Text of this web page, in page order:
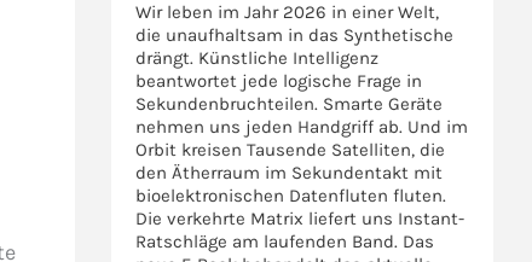
Wir leben im Jahr 2026 in einer Welt,
die unaufhaltsam in das Synthetische
drängt. Künstliche Intelligenz
beantwortet jede logische Frage in
Sekundenbruchteilen. Smarte Geräte
nehmen uns jeden Handgriff ab. Und im
Orbit kreisen Tausende Satelliten, die
den Ätherraum im Sekundentakt mit
bioelektronischen Datenfluten fluten.
Die verkehrte Matrix liefert uns Instant-
Ratschläge am laufenden Band. Das